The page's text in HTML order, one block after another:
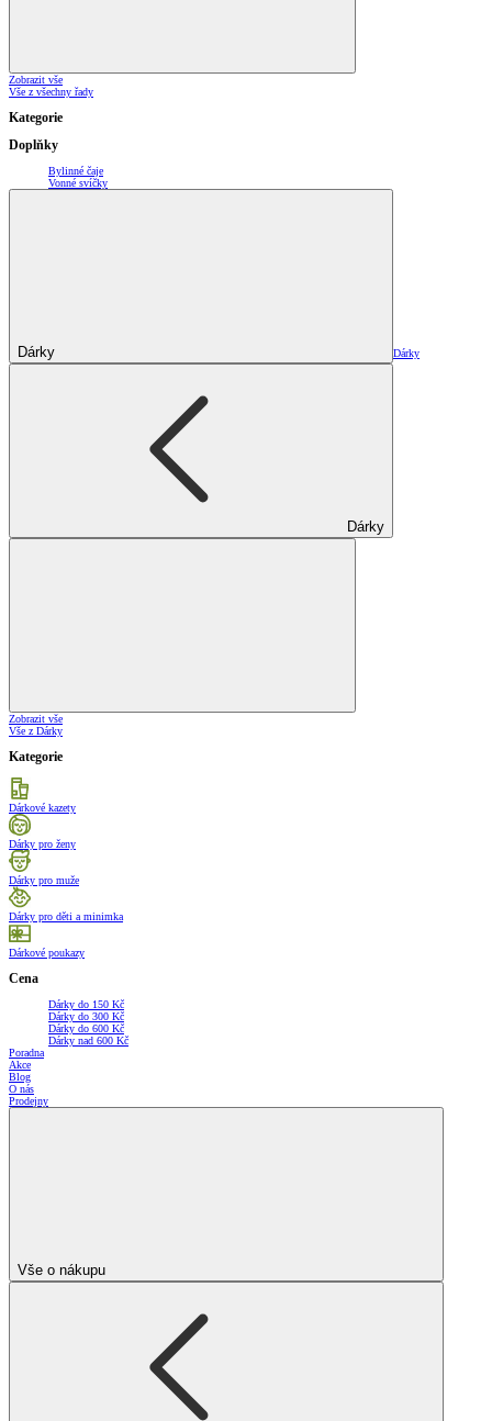
Zobrazit vše
Vše z všechny řady
Kategorie
Doplňky
Bylinné čaje
Vonné svíčky
Dárky Dárky
Dárky
Zobrazit vše
Vše z Dárky
Kategorie
Dárkové kazety
Dárky pro ženy
Dárky pro muže
Dárky pro děti a minimka
Dárkové poukazy
Cena
Dárky do 150 Kč
Dárky do 300 Kč
Dárky do 600 Kč
Dárky nad 600 Kč
Poradna
Akce
Blog
O nás
Prodejny
Vše o nákupu